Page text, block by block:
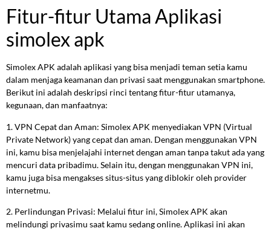
Fitur-fitur Utama Aplikasi
simolex apk
Simolex APK adalah aplikasi yang bisa menjadi teman setia kamu
dalam menjaga keamanan dan privasi saat menggunakan smartphone.
Berikut ini adalah deskripsi rinci tentang fitur-fitur utamanya,
kegunaan, dan manfaatnya:
1. VPN Cepat dan Aman: Simolex APK menyediakan VPN (Virtual
Private Network) yang cepat dan aman. Dengan menggunakan VPN
ini, kamu bisa menjelajahi internet dengan aman tanpa takut ada yang
mencuri data pribadimu. Selain itu, dengan menggunakan VPN ini,
kamu juga bisa mengakses situs-situs yang diblokir oleh provider
internetmu.
2. Perlindungan Privasi: Melalui fitur ini, Simolex APK akan
melindungi privasimu saat kamu sedang online. Aplikasi ini akan